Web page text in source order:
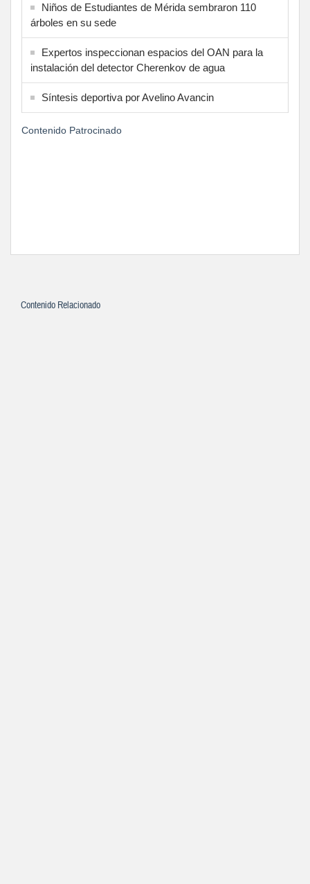
Niños de Estudiantes de Mérida sembraron 110
árboles en su sede
Expertos inspeccionan espacios del OAN para la
instalación del detector Cherenkov de agua
Síntesis deportiva por Avelino Avancin
Contenido Patrocinado
Contenido Relacionado